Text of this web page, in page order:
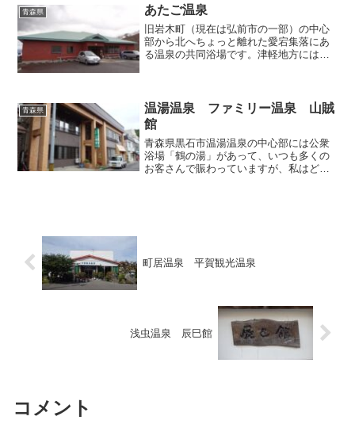
れてリニューアルオープン...
青森県 あたご温泉
旧岩木町（現在は弘前市の一部）の中心
部から北へちょっと離れた愛宕集落にあ
る温泉の共同浴場です。津軽地方には多
山の山裾の一番端っこに当...
青森県
温湯温泉 ファミリー温泉 山賊
館
青森県黒石市温湯温泉の中心部には公衆
浴場「鶴の湯」があって、いつも多くの
お客さんで賑わっていますが、私はどち
町居温泉 平賀観光温泉
浅虫温泉 辰巳館
コメント